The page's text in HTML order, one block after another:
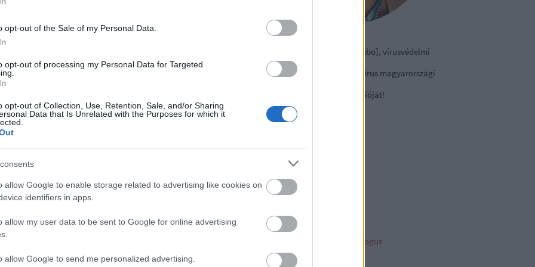
opt-out of the Sale of my Personal Data.
opt-out of processing my Personal Data for Targeted
opt-out of Collection, Use, Retention, Sale, and/or Sharing
Data that Is Unrelated with the Purposes for which it
allow Google to enable storage related to advertising like cookies on
identifiers in apps.
allow my user data to be sent to Google for online advertising
allow Google to send me personalized advertising.
számos rendszert leállítottak, például az atlantai
az elszenvedett kár így is jelentős volt.
korábban, németországi kórházakban történt ransomware
fertőzés itt is "visszalőtte" az áldozatokat a
és papírral jegyzeteltek, az ügyek intézésénél pedig
Csizmazia-Darab István [Rambo], vírusvédelmi
tanácsadó
Sicontact Kft., a NOD32 antivírus magyarországi
próbaverzióját!
Bsky
rambo archiv
Rambo archívum
other linkz
Appleblog
Deliága Éva gyermekpszichológus
Intelligens vagyonvédelem
Irány a tech